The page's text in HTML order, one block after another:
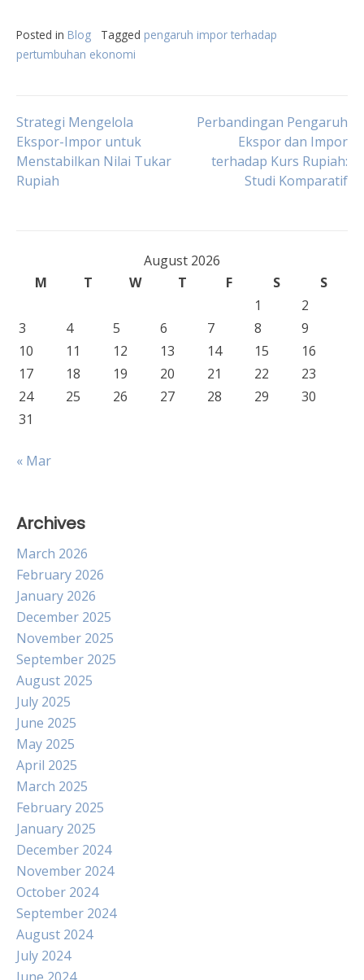
Posted in Blog Tagged pengaruh impor terhadap
pertumbuhan ekonomi
Post
navigation
Strategi Mengelola
Ekspor-Impor untuk
Menstabilkan Nilai Tukar
Rupiah
Perbandingan Pengaruh
Ekspor dan Impor
terhadap Kurs Rupiah:
Studi Komparatif
August 2026
M
T W T F S
S
1
2
3
4 5 6 7 8
9
10
11 12 13 14 15
16
17
18 19 20 21 22
23
24
25 26 27 28 29
30
31
« Mar
Archives
March 2026
February 2026
January 2026
December 2025
November 2025
September 2025
August 2025
July 2025
June 2025
May 2025
April 2025
March 2025
February 2025
January 2025
December 2024
November 2024
October 2024
September 2024
August 2024
July 2024